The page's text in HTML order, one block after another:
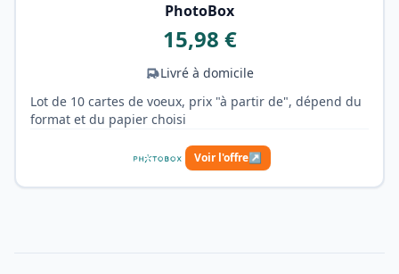
PhotoBox
15,98 €
Livré à domicile
Lot de 10 cartes de voeux, prix "à partir de", dépend du
format et du papier choisi
Voir l'offre↗